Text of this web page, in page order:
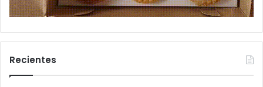
Recientes